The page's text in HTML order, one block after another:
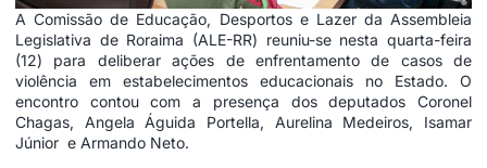
A Comissão de Educação, Desportos e Lazer da Assembleia
Legislativa de Roraima (ALE-RR) reuniu-se nesta quarta-feira
(12) para deliberar ações de enfrentamento de casos de
violência em estabelecimentos educacionais no Estado. O
encontro contou com a presença dos deputados Coronel
Chagas, Angela Águida Portella, Aurelina Medeiros, Isamar
Júnior e Armando Neto.